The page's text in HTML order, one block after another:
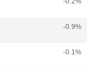
-0.9%
-0.1%